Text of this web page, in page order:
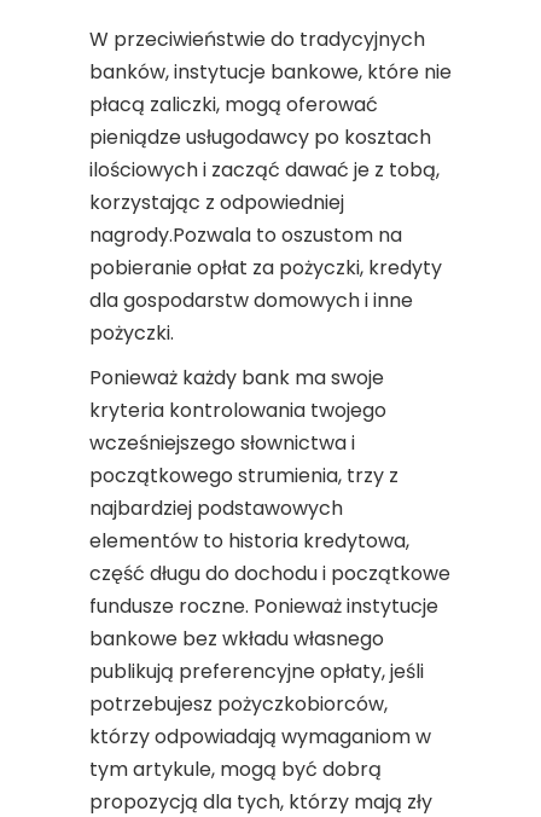
W przeciwieństwie do tradycyjnych
banków, instytucje bankowe, które nie
płacą zaliczki, mogą oferować
pieniądze usługodawcy po kosztach
ilościowych i zacząć dawać je z tobą,
korzystając z odpowiedniej
nagrody.Pozwala to oszustom na
pobieranie opłat za pożyczki, kredyty
dla gospodarstw domowych i inne
pożyczki.
Ponieważ każdy bank ma swoje
kryteria kontrolowania twojego
wcześniejszego słownictwa i
początkowego strumienia, trzy z
najbardziej podstawowych
elementów to historia kredytowa,
część długu do dochodu i początkowe
fundusze roczne. Ponieważ instytucje
bankowe bez wkładu własnego
publikują preferencyjne opłaty, jeśli
potrzebujesz pożyczkobiorców,
którzy odpowiadają wymaganiom w
tym artykule, mogą być dobrą
propozycją dla tych, którzy mają zły